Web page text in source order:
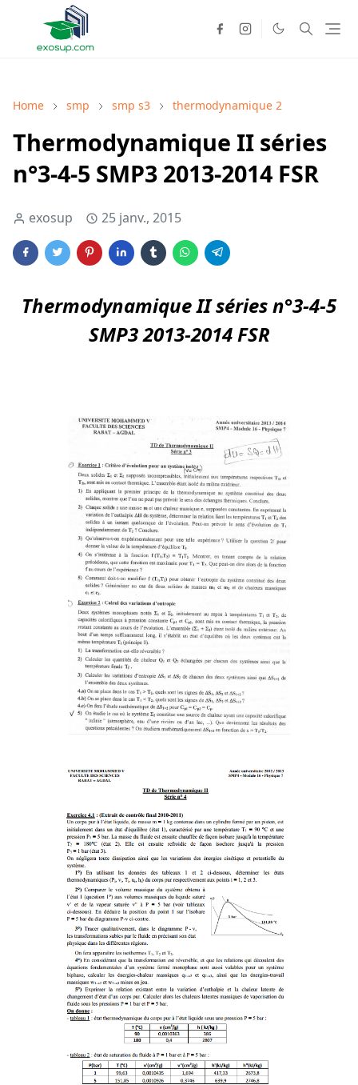
Home smp smp s3 thermodynamique 2
Thermodynamique II séries
n°3-4-5 SMP3 2013-2014 FSR
exosup 25 janv., 2015
Thermodynamique II séries n°3-4-5
SMP3 2013-2014 FSR